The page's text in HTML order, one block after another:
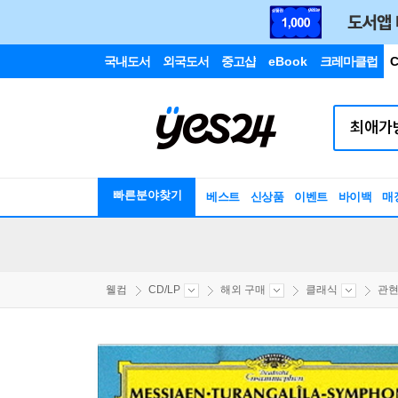
국내도서 외국도서 중고샵 eBook 크레마클럽
빠른분야찾기 베스트 신상품 이벤트 바이백 매
웰컴 CD/LP 해외 구매 클래식 관